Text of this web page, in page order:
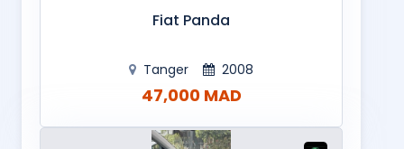
Fiat Panda
Tanger 2008
47,000 MAD